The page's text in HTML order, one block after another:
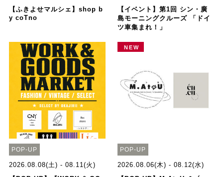
【ふきよせマルシェ】shop b
y coTno
【イベント】第1回 シン・廣
島モーニングクルーズ 「ドイ
ツ車集まれ！」
POP-UP
2026.08.08(土) - 08.11(火)
NEW
POP-UP
2026.08.06(木) - 08.12(水)